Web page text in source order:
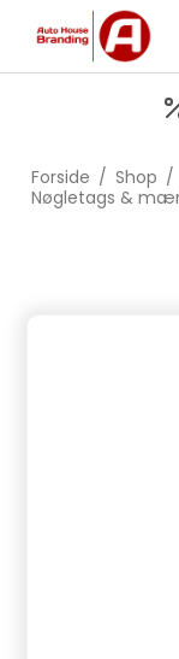
Forside / Shop /
Nøgletags &